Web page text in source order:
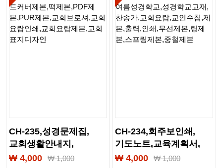
CH-235,성경문제집,
교회생활안내지,
무선제본,링제본,
₩ 4,000 ₩1,000
CH-234,회주보인쇄,
기도노트,교육계획서,
성경필사노트,
₩ 4,000 ₩1,000